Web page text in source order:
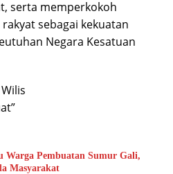
serta memperkokoh
sebagai kekuatan
Negara Kesatuan
Warga Pembuatan Sumur Gali,
Masyarakat